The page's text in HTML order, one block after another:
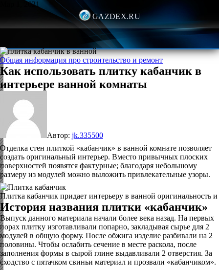
Мар 1, 2021
GAZDEX.RU
Общая информация про строительство и ремонт
Как использовать плитку кабанчик в
интерьере ванной комнаты
Автор: jk.335500
Отделка стен плиткой «кабанчик» в ванной комнате позволяет
создать оригинальный интерьер. Вместо привычных плоских
поверхностей появятся фактурные; благодаря небольшому
размеру из модулей можно выложить привлекательные узоры.
Плитка кабанчик придает интерьеру в ванной оригинальность и
История названия плитки «кабанчик»
Выпуск данного материала начали более века назад. На первых
порах плитку изготавливали попарно, закладывая сырье для 2
модулей в общую форму. После обжига изделие разбивали на 2
половины. Чтобы ослабить сечение в месте раскола, после
заполнения формы в сырой глине выдавливали 2 отверстия. За
сходство с пятачком свиньи материал и прозвали «кабанчиком».